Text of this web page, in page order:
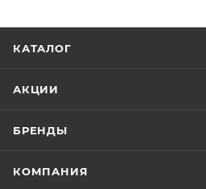
КАТАЛОГ
АКЦИИ
БРЕНДЫ
КОМПАНИЯ